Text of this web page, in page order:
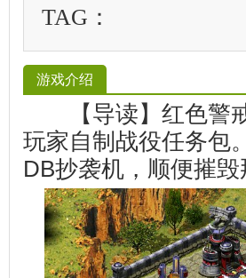
TAG：
游戏介绍
【导读】红色警戒
玩家自制战役任务包
DB抄袭机，顺便摧